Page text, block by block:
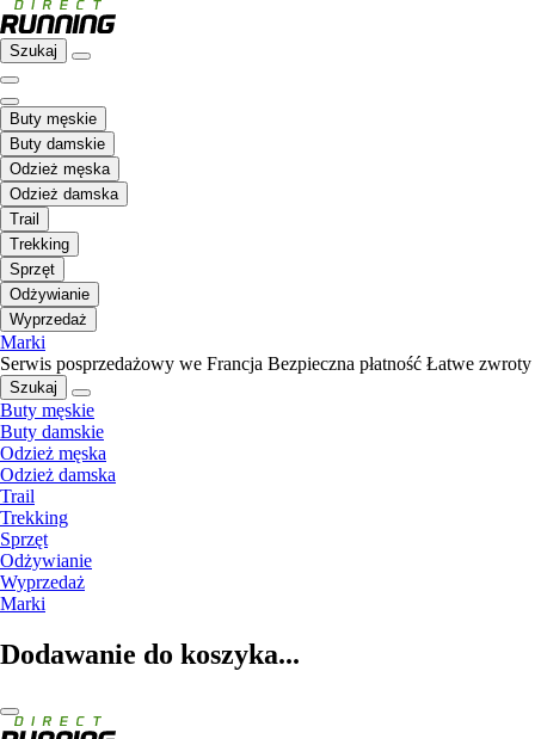
Szukaj
Buty męskie
Buty damskie
Odzież męska
Odzież damska
Trail
Trekking
Sprzęt
Odżywianie
Wyprzedaż
Marki
Serwis posprzedażowy we Francja Bezpieczna płatność Łatwe zwroty
Szukaj
Buty męskie
Buty damskie
Odzież męska
Odzież damska
Trail
Trekking
Sprzęt
Odżywianie
Wyprzedaż
Marki
Dodawanie do koszyka...